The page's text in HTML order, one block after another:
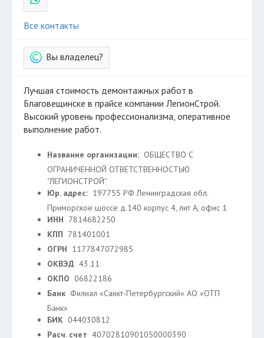
Все контакты
Вы владелец?
Лучшая стоимость демонтажных работ в
Благовещинске в прайсе компании ЛегионСтрой.
Высокий уровень профессионализма, оперативное
выполнение работ.
Название организации: ОБЩЕСТВО С
ОГРАНИЧЕННОЙ ОТВЕТСТВЕННОСТЬЮ
"ЛЕГИОНСТРОЙ"
Юр. адрес: 197755 РФ Ленинградская обл.
Приморское шоссе д.140 корпус 4, лит А, офис 1
ИНН 7814682250
КПП 781401001
ОГРН 1177847072985
ОКВЭД 43.11
ОКПО 06822186
Банк Филиал «Санкт-Петербургский» АО «ОТП
Банк»
БИК 044030812
Расч. счет 40702810901050000390